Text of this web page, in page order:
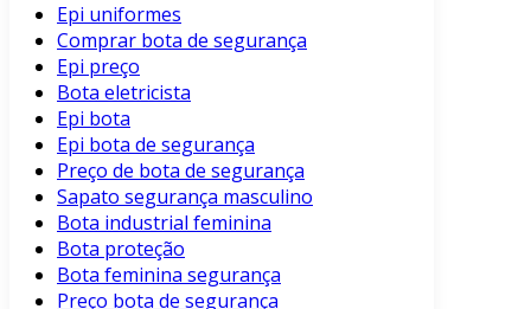
Epi uniformes
Comprar bota de segurança
Epi preço
Bota eletricista
Epi bota
Epi bota de segurança
Preço de bota de segurança
Sapato segurança masculino
Bota industrial feminina
Bota proteção
Bota feminina segurança
Preço bota de segurança